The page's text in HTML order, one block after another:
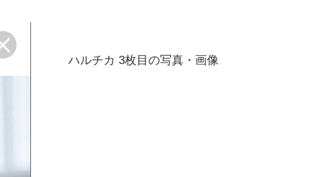
ハルチカ 3枚目の写真・画像